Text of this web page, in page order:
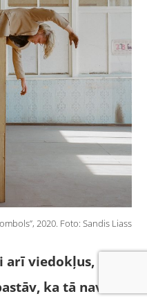
2020. Foto: Sandis Liass
viedokļus, ka
ka tā nav